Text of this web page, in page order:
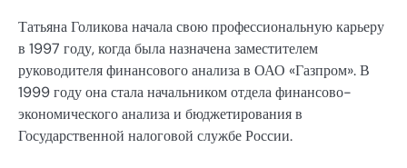
Татьяна Голикова начала свою профессиональную карьеру
в 1997 году, когда была назначена заместителем
руководителя финансового анализа в ОАО «Газпром». В
1999 году она стала начальником отдела финансово-
экономического анализа и бюджетирования в
Государственной налоговой службе России.